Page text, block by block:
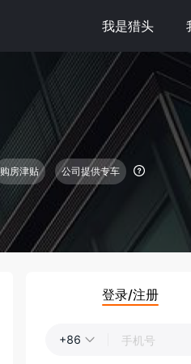
我是猎头
购房津贴 公司提供专车
登录/注册
+86